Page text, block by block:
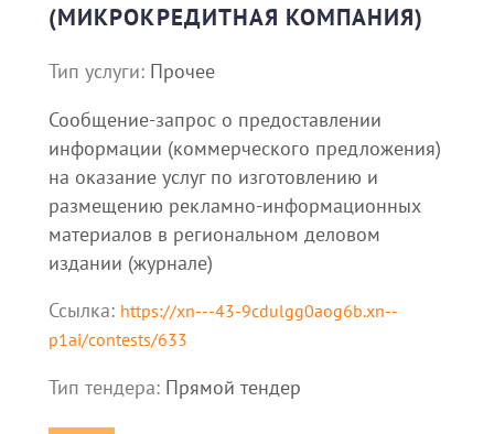
(МИКРОКРЕДИТНАЯ КОМПАНИЯ)
Тип услуги: Прочее
Сообщение-запрос о предоставлении
информации (коммерческого предложения)
на оказание услуг по изготовлению и
размещению рекламно-информационных
материалов в региональном деловом
издании (журнале)
Ссылка: https://xn---43-9cdulgg0aog6b.xn--
p1ai/contests/633
Тип тендера: Прямой тендер